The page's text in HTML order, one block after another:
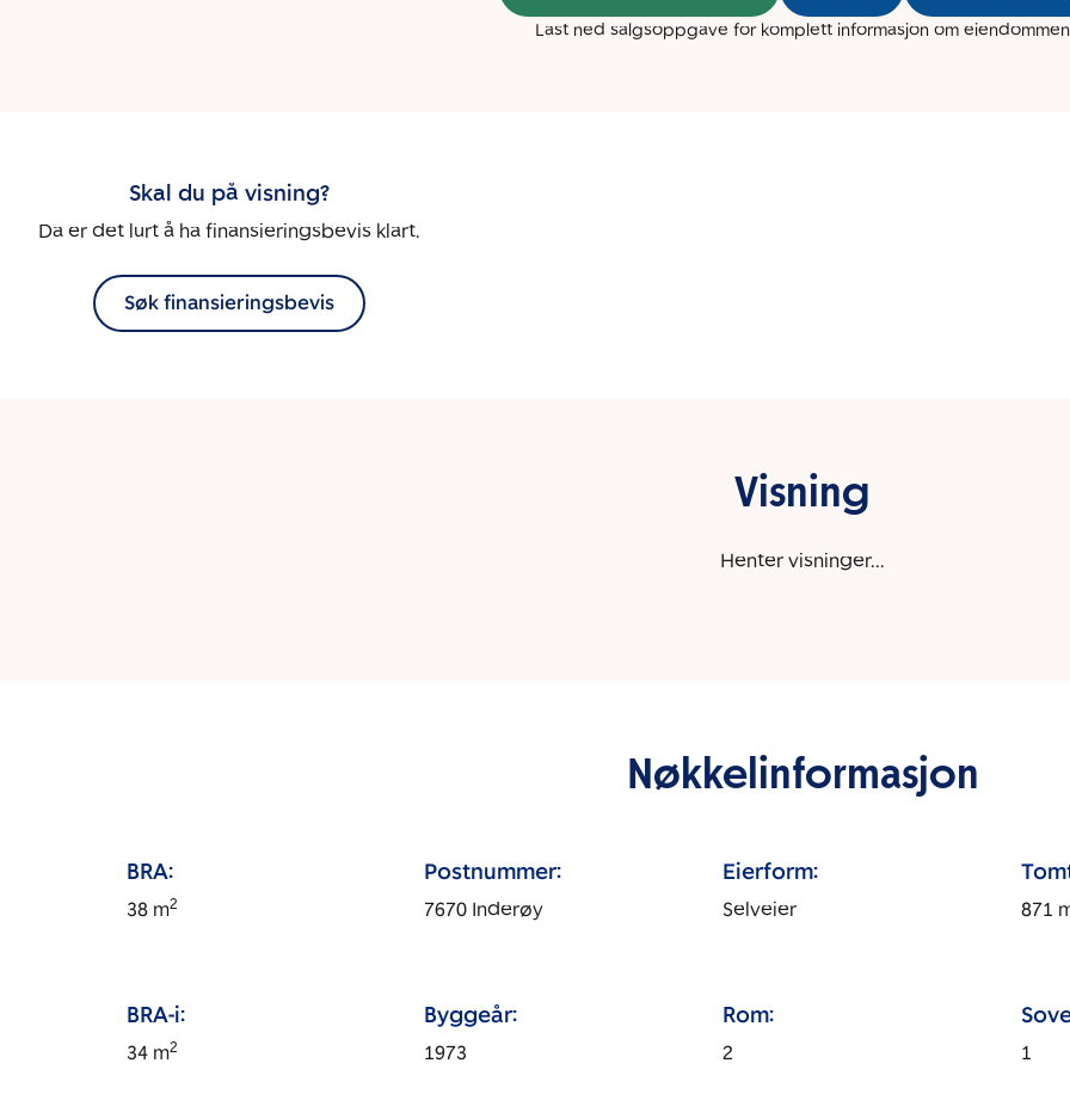
Last ned salgsoppgave for komplett informasjon om eiendommen
Skal du på visning?
Da er det lurt å ha finansieringsbevis klart.
Søk finansieringsbevis
Visning
Henter visninger...
Nøkkelinformasjon
BRA:
38m2
Postnummer:
7670 Inderøy
Eierform:
Selveier 871
BRA-i:
34m2
Byggeår:
1973
Rom:
2 1